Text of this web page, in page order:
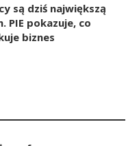
są dziś największą
PIE pokazuje, co
biznes